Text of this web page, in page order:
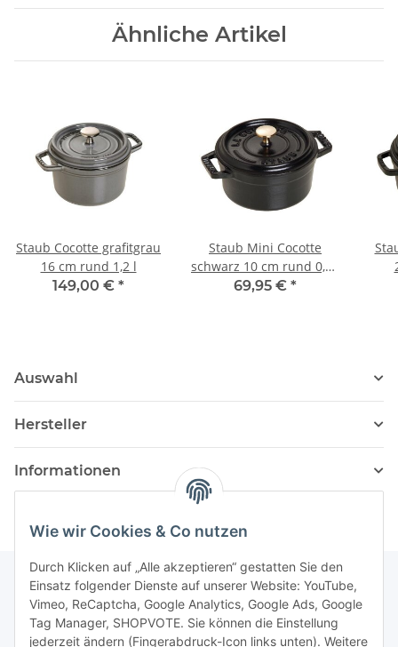
Wie wir Cookies & Co nutzen
Durch Klicken auf „Alle akzeptieren“ gestatten Sie den
Einsatz folgender Dienste auf unserer Website: YouTube,
Vimeo, ReCaptcha, Google Analytics, Google Ads, Google
Tag Manager, SHOPVOTE. Sie können die Einstellung
jederzeit ändern (Fingerabdruck-Icon links unten). Weitere
Ähnliche Artikel
Staub Cocotte grafitgrau
16 cm rund 1,2 l
149,00 € *
Staub Mini Cocotte
schwarz 10 cm rund 0,25
l
69,95 € *
Auswahl
Hersteller
Informationen
Newsletter Abonnieren